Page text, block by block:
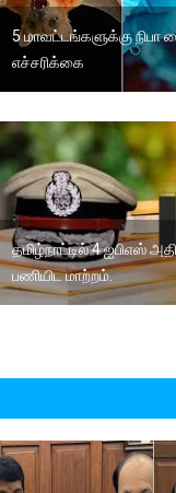
5 மாவட்டங்களுக்கு நிபா
எச்சரிக்கை
தமிழ்நாட்டில் 4 ஐபிஎஸ்
பணியிட மாற்றம்.